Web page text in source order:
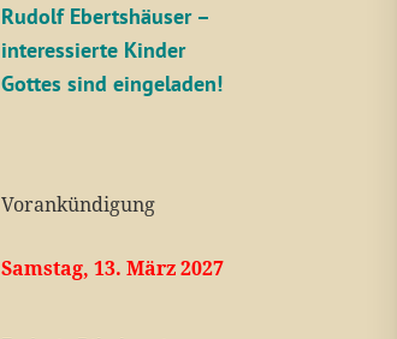
Rudolf Ebertshäuser –
interessierte Kinder
Gottes sind eingeladen!
Vorankündigung
Samstag, 13. März 2027